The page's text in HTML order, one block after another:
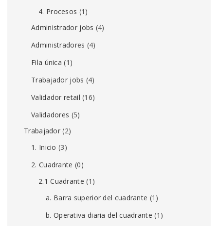
4. Procesos (1)
Administrador jobs (4)
Administradores (4)
Fila única (1)
Trabajador jobs (4)
Validador retail (16)
Validadores (5)
Trabajador (2)
1. Inicio (3)
2. Cuadrante (0)
2.1 Cuadrante (1)
a. Barra superior del cuadrante (1)
b. Operativa diaria del cuadrante (1)